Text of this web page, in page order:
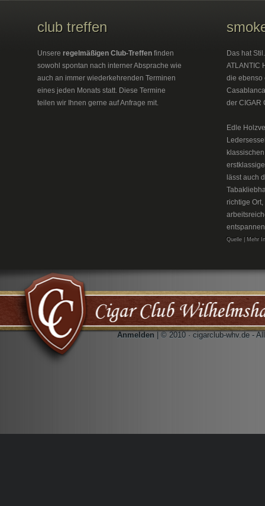
club treffen
Unsere regelmäßigen Club-Treffen finden
sowohl spontan nach interner Absprache wie
auch an immer wiederkehrenden Terminen
eines jeden Monats statt. Diese Termine
teilen wir Ihnen gerne auf Anfrage mit.
Das hat
ATLANTIC
die ebenso
der CIGAR
Edle
lässt auch
richtige
Quelle | Mehr
Anmelden | © 2010 · cigarclub-whv.de -